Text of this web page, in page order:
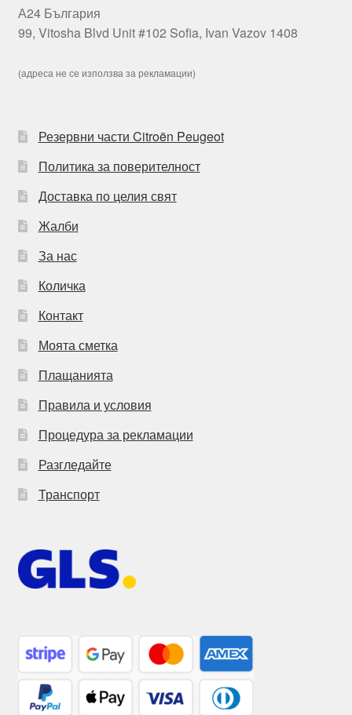
А24 България
99, Vitosha Blvd Unit #102 Sofia, Ivan Vazov 1408
(адреса не се използва за рекламации)
Резервни части Citroën Peugeot
Политика за поверителност
Доставка по целия свят
Жалби
За нас
Количка
Контакт
Моята сметка
Плащанията
Правила и условия
Процедура за рекламации
Разгледайте
Транспорт